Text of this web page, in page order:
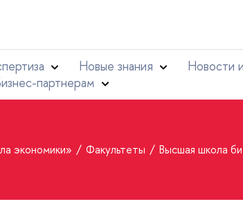
Новые знания
Новости
партнерам
экономики» Факультеты Высшая школа